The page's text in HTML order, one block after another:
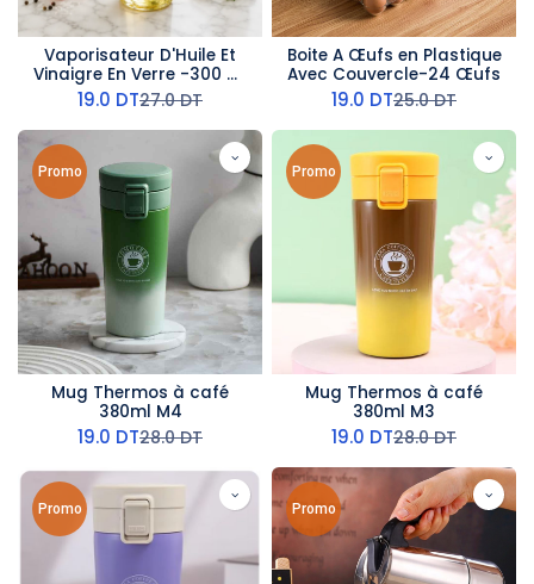
Vaporisateur D'Huile Et
Vinaigre En Verre -300 ml
- Vert
19.0 DT27.0DT
Boite A Œufs en Plastique
Avec Couvercle-24 Œufs
19.0 DT25.0DT
Promo
Mug Thermos à café
380ml M4
19.0 DT28.0DT
Promo
Mug Thermos à café
380ml M3
19.0 DT28.0DT
Promo Promo